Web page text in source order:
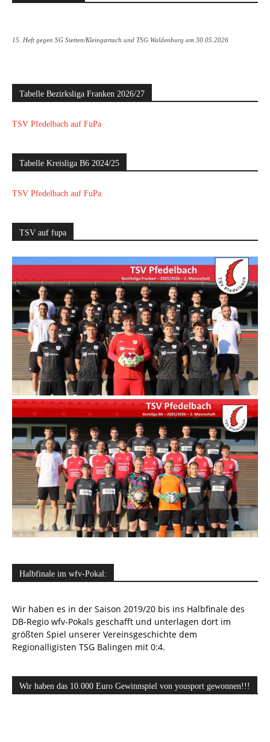
15. Heft gegen SG Stetten/Kleingartach und TSG Waldenburg am 30.05.2026
Tabelle Bezirksliga Franken 2026/27
TSV Pfedelbach auf FuPa
Tabelle Kreisliga B6 2024/25
TSV Pfedelbach auf FuPa
TSV auf fupa
Halbfinale im wfv-Pokal:
Wir haben es in der Saison 2019/20 bis ins Halbfinale des
DB-Regio wfv-Pokals geschafft und unterlagen dort im
größten Spiel unserer Vereinsgeschichte dem
Regionalligisten TSG Balingen mit 0:4.
Wir haben das 10.000 Euro Gewinnspiel von yousport gewonnen!!!